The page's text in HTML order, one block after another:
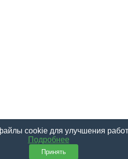
cookie для улучшения
Подробнее
Принять